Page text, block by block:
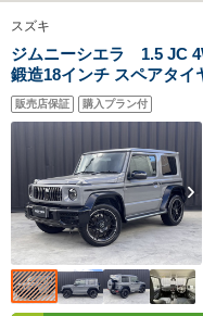
スズキ
ジムニーシエラ 1.5 JC
鍛造18インチ スペアタイ
販売店保証 購入プラン付